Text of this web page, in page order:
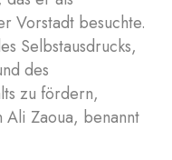
Vorstadt besuchte.
Selbstausdrucks,
des
zu fördern,
Ali Zaoua, benannt